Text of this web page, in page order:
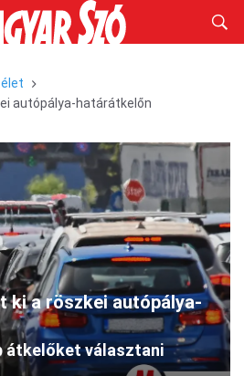
autópálya-határátkelőn
ki a röszkei autópálya-
átkelőket választani